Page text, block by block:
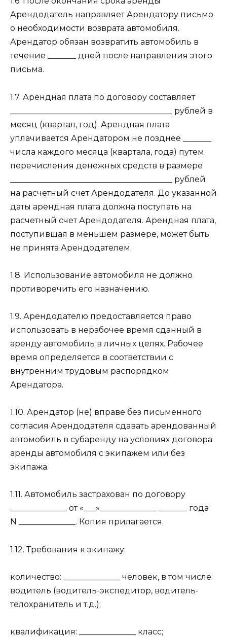
Арендодатель направляет Арендатору письмо
о необходимости возврата автомобиля.
Арендатор обязан возвратить автомобиль в
течение _______ дней после направления этого
письма.
1.7. Арендная плата по договору составляет
________________________________________ рублей в
месяц (квартал, год). Арендная плата
уплачивается Арендатором не позднее _______
числа каждого месяца (квартала, года) путем
перечисления денежных средств в размере
________________________________________ рублей
на расчетный счет Арендодателя. До указанной
даты арендная плата должна поступать на
расчетный счет Арендодателя. Арендная плата,
поступившая в меньшем размере, может быть
не принята Арендодателем.
1.8. Использование автомобиля не должно
противоречить его назначению.
1.9. Арендодателю предоставляется право
использовать в нерабочее время сданный в
аренду автомобиль в личных целях. Рабочее
время определяется в соответствии с
внутренним трудовым распорядком
Арендатора.
1.10. Арендатор (не) вправе без письменного
согласия Арендодателя сдавать арендованный
автомобиль в субаренду на условиях договора
аренды автомобиля с экипажем или без
экипажа.
1.11. Автомобиль застрахован по договору
______________ от «___»______________ _______ года
N ______________. Копия прилагается.
1.12. Требования к экипажу:
количество: ______________ человек, в том числе:
водитель (водитель-экспедитор, водитель-
телохранитель и т.д.);
квалификация: ______________ класс;